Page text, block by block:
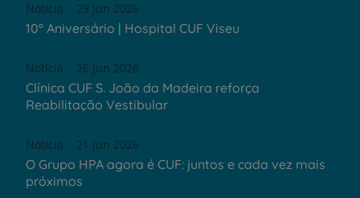
Notícia 29 Jun 2026
10º Aniversário | Hospital CUF Viseu
Notícia 26 Jun 2026
Clínica CUF S. João da Madeira reforça
Reabilitação Vestibular
Notícia 21 Jun 2026
O Grupo HPA agora é CUF: juntos e cada vez mais
próximos